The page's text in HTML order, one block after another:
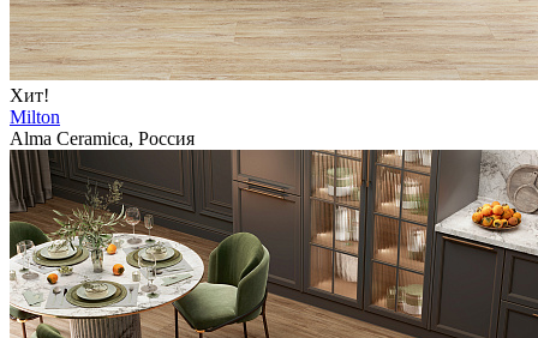
Хит!
Milton
Alma Ceramica, Россия